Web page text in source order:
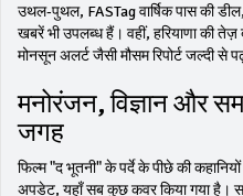
उथल‑पुथल, FASTag वार्षिक पास की
खबरें भी उपलब्ध हैं। वहीं, हरियाणा की
मोनसून अलर्ट जैसी मौसम रिपोर्ट जल्दी से
मनोरंजन, विज्ञान और
जगह
फिल्म "द भूतनी" के पर्दे के पीछे की
अपडेट, यहाँ सब कुछ कवर किया गया है।